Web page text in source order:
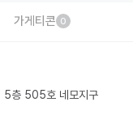
가게티콘 0
5층 505호 네모지구